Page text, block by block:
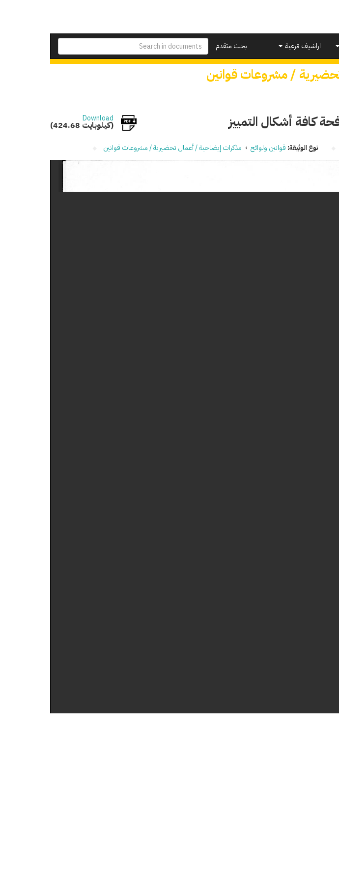
بحث متقدم
اراشيف فرعية
/ مشروعات قوانين
كافة أشكال التمييز Download
(424.68 كيلوبايت)
نوع الوثيقة: قوانين ولوائح › مذكرات إيضاحية / أعمال تحضيرية / مشروعات قوانين